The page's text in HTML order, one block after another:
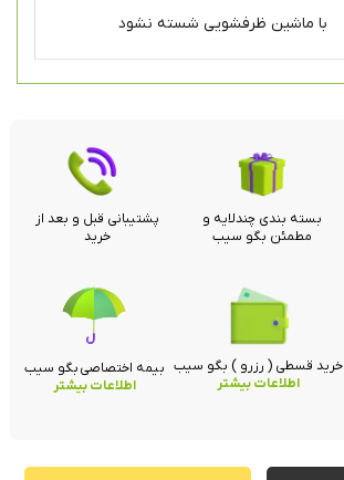
با ماشین ظرفشویی شسته نشود
بسته بندی چندلایه و
مطمئن بگو سیب
پشتیبانی قبل و بعد از
خرید
خرید قسطی ( رزرو ) بگو سیب
اطلاعات بیشتر
بیمه اختصاصی بگو سیب
اطلاعات بیشتر